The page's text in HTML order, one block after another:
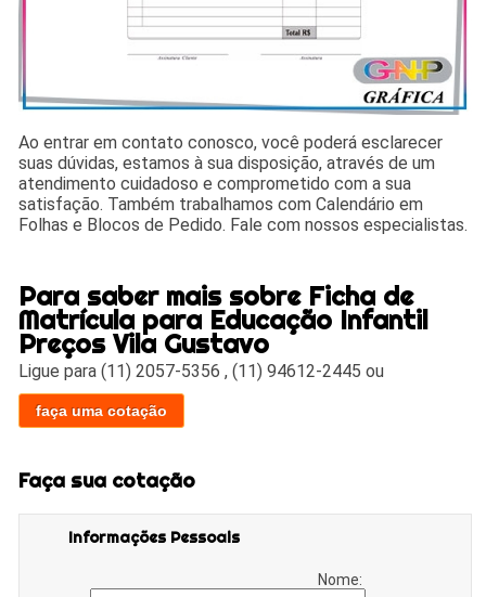
Ao entrar em contato conosco, você poderá esclarecer
suas dúvidas, estamos à sua disposição, através de um
atendimento cuidadoso e comprometido com a sua
satisfação. Também trabalhamos com Calendário em
Folhas e Blocos de Pedido. Fale com nossos especialistas.
Para saber mais sobre Ficha de
Matrícula para Educação Infantil
Preços Vila Gustavo
Ligue para(11) 2057-5356 ,(11) 94612-2445 ou
faça uma cotação
Faça sua cotação
Informações Pessoais
Nome: